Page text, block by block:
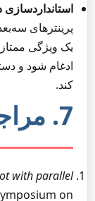
ادغام شود و
کند.
7. مراجع
with parallel
on